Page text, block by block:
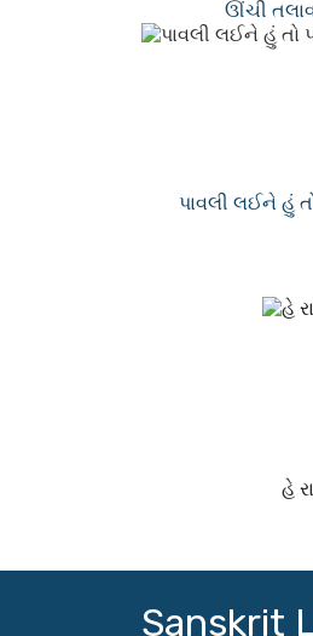
ઊંચી
પાવલી લઈને હું
હે
Sanskrit